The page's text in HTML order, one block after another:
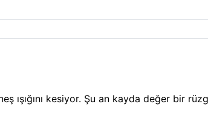
ışığını kesiyor. Şu an kayda değer bir